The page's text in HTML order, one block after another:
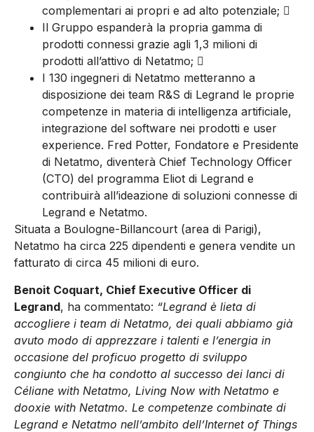
complementari ai propri e ad alto potenziale; 
Il Gruppo espanderà la propria gamma di
prodotti connessi grazie agli 1,3 milioni di
prodotti all’attivo di Netatmo; 
I 130 ingegneri di Netatmo metteranno a
disposizione dei team R&S di Legrand le proprie
competenze in materia di intelligenza artificiale,
integrazione del software nei prodotti e user
experience. Fred Potter, Fondatore e Presidente
di Netatmo, diventerà Chief Technology Officer
(CTO) del programma Eliot di Legrand e
contribuirà all’ideazione di soluzioni connesse di
Legrand e Netatmo.
Situata a Boulogne-Billancourt (area di Parigi),
Netatmo ha circa 225 dipendenti e genera vendite un
fatturato di circa 45 milioni di euro.
Benoit Coquart, Chief Executive Officer di
Legrand, ha commentato: “Legrand è lieta di
accogliere i team di Netatmo, dei quali abbiamo già
avuto modo di apprezzare i talenti e l’energia in
occasione del proficuo progetto di sviluppo
congiunto che ha condotto al successo dei lanci di
Céliane with Netatmo, Living Now with Netatmo e
dooxie with Netatmo. Le competenze combinate di
Legrand e Netatmo nell’ambito dell’Internet of Things